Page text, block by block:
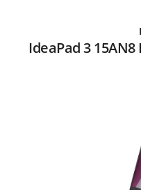
IdeaPad 3 15AN8